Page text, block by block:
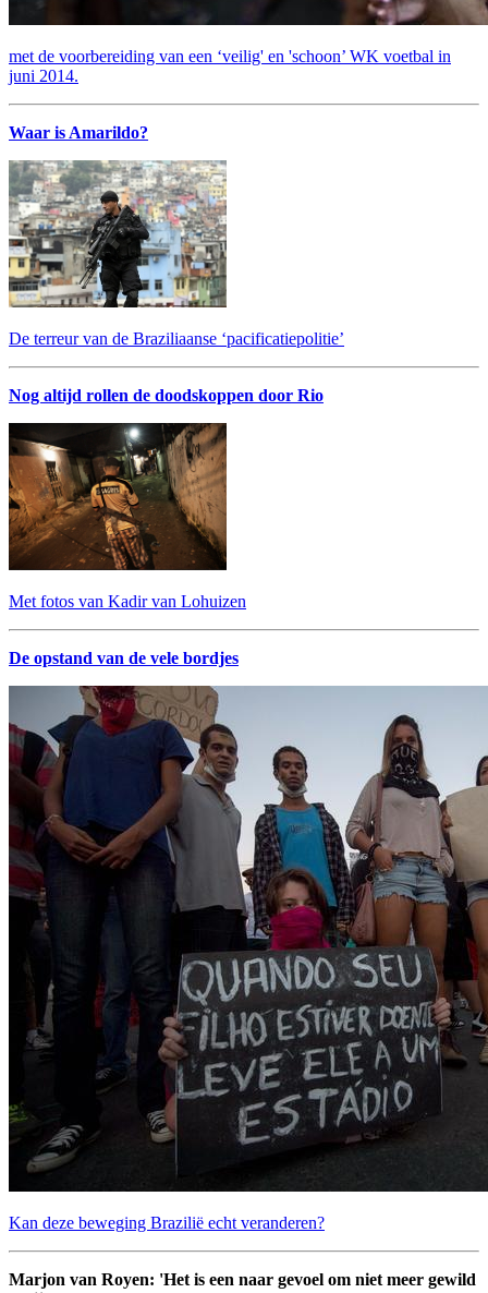
met de voorbereiding van een ‘veilig' en 'schoon’ WK voetbal in
juni 2014.
Waar is Amarildo?
De terreur van de Braziliaanse ‘pacificatiepolitie’
Nog altijd rollen de doodskoppen door Rio
Met fotos van Kadir van Lohuizen
De opstand van de vele bordjes
Kan deze beweging Brazilië echt veranderen?
Marjon van Royen: 'Het is een naar gevoel om niet meer gewild